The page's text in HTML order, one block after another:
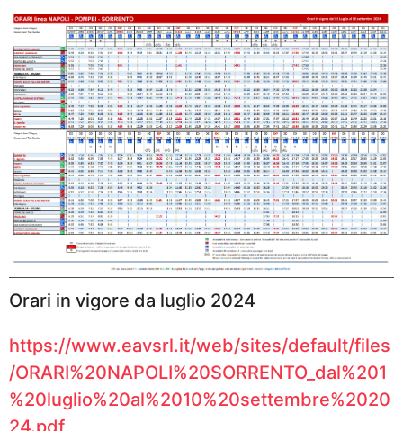
Orari in vigore da luglio 2024
https://www.eavsrl.it/web/sites/default/files
/ORARI%20NAPOLI%20SORRENTO_dal%201
%20luglio%20al%2010%20settembre%2020
24.pdf